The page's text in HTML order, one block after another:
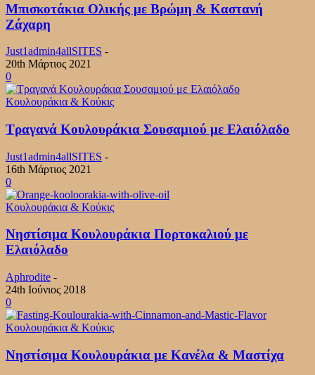
Μπισκοτάκια Ολικής με Βρώμη & Καστανή
Ζάχαρη
Just1admin4allSITES -
20th Μάρτιος 2021
0
Κουλουράκια & Κούκις
Τραγανά Κουλουράκια Σουσαμιού με Ελαιόλαδο
Just1admin4allSITES -
16th Μάρτιος 2021
0
Κουλουράκια & Κούκις
Νηστίσιμα Κουλουράκια Πορτοκαλιού με
Ελαιόλαδο
Aphrodite -
24th Ιούνιος 2018
0
Κουλουράκια & Κούκις
Νηστίσιμα Κουλουράκια με Κανέλα & Μαστίχα